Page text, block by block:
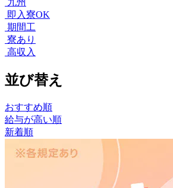
九州
即入寮OK
期間工
寮あり
高収入
並び替え
おすすめ順
給与が高い順
新着順